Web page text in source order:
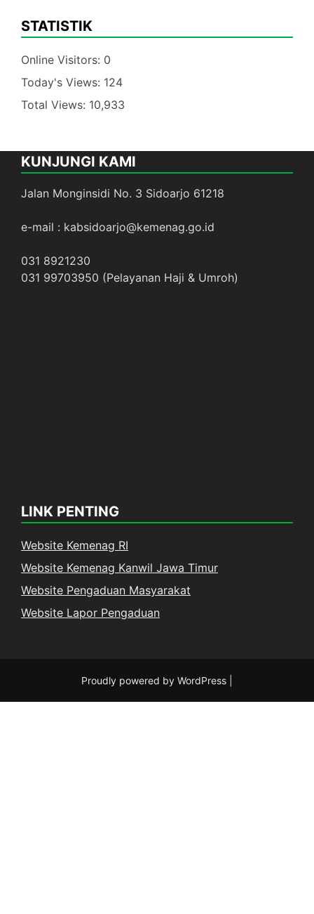
STATISTIK
Online Visitors: 0
Today's Views: 124
Total Views: 10,933
KUNJUNGI KAMI
Jalan Monginsidi No. 3 Sidoarjo 61218
e-mail : kabsidoarjo@kemenag.go.id
031 8921230
031 99703950 (Pelayanan Haji & Umroh)
LINK PENTING
Website Kemenag RI
Website Kemenag Kanwil Jawa Timur
Website Pengaduan Masyarakat
Website Lapor Pengaduan
Proudly powered by WordPress